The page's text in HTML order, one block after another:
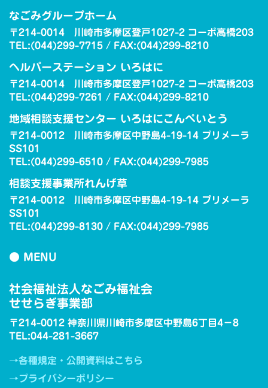
なごみグループホーム
〒214-0014 川崎市多摩区登戸1027-2 コーポ高橋203
TEL:(044)299-7715 / FAX:(044)299-8210
ヘルパーステーション いろはに
〒214-0014 川崎市多摩区登戸1027-2 コーポ高橋203
TEL:(044)299-7261 / FAX:(044)299-8210
地域相談支援センター いろはにこんぺいとう
〒214-0012 川崎市多摩区中野島4-19-14 プリメーラ
SS101
TEL:(044)299-6510 / FAX:(044)299-7985
相談支援事業所れんげ草
〒214-0012 川崎市多摩区中野島4-19-14 プリメーラ
SS101
TEL:(044)299-8130 / FAX:(044)299-7985
● MENU
社会福祉法人なごみ福祉会
せせらぎ事業部
〒214-0012 神奈川県川崎市多摩区中野島6丁目4−8
TEL:044-281-3667
→各種規定・公開資料はこちら
→プライバシーポリシー